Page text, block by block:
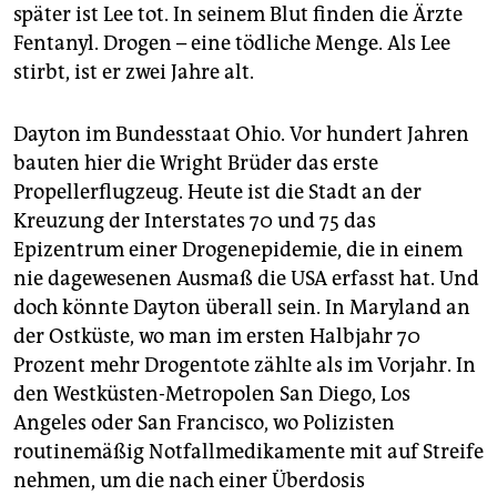
später ist Lee tot. In seinem Blut finden die Ärzte
Fentanyl. Drogen – eine tödliche Menge. Als Lee
stirbt, ist er zwei Jahre alt.
Dayton im Bundesstaat Ohio. Vor hundert Jahren
bauten hier die Wright Brüder das erste
Propellerflugzeug. Heute ist die Stadt an der
Kreuzung der Interstates 70 und 75 das
Epizentrum einer Drogenepidemie, die in einem
nie dagewesenen Ausmaß die USA erfasst hat. Und
doch könnte Dayton überall sein. In Maryland an
der Ostküste, wo man im ersten Halbjahr 70
Prozent mehr Drogentote zählte als im Vorjahr. In
den Westküsten-Metropolen San Diego, Los
Angeles oder San Francisco, wo Polizisten
routinemäßig Notfallmedikamente mit auf Streife
nehmen, um die nach einer Überdosis